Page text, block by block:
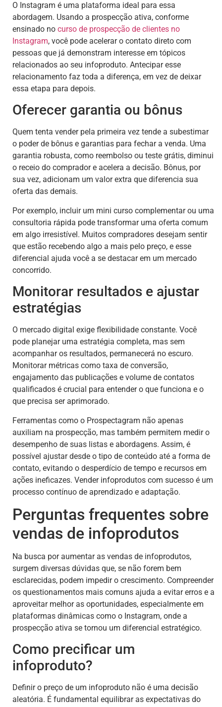
O Instagram é uma plataforma ideal para essa
abordagem. Usando a prospecção ativa, conforme
ensinado no curso de prospecção de clientes no
Instagram, você pode acelerar o contato direto com
pessoas que já demonstram interesse em tópicos
relacionados ao seu infoproduto. Antecipar esse
relacionamento faz toda a diferença, em vez de deixar
essa etapa para depois.
Oferecer garantia ou bônus
Quem tenta vender pela primeira vez tende a subestimar
o poder de bônus e garantias para fechar a venda. Uma
garantia robusta, como reembolso ou teste grátis, diminui
o receio do comprador e acelera a decisão. Bônus, por
sua vez, adicionam um valor extra que diferencia sua
oferta das demais.
Por exemplo, incluir um mini curso complementar ou uma
consultoria rápida pode transformar uma oferta comum
em algo irresistível. Muitos compradores desejam sentir
que estão recebendo algo a mais pelo preço, e esse
diferencial ajuda você a se destacar em um mercado
concorrido.
Monitorar resultados e ajustar
estratégias
O mercado digital exige flexibilidade constante. Você
pode planejar uma estratégia completa, mas sem
acompanhar os resultados, permanecerá no escuro.
Monitorar métricas como taxa de conversão,
engajamento das publicações e volume de contatos
qualificados é crucial para entender o que funciona e o
que precisa ser aprimorado.
Ferramentas como o Prospectagram não apenas
auxiliam na prospecção, mas também permitem medir o
desempenho de suas listas e abordagens. Assim, é
possível ajustar desde o tipo de conteúdo até a forma de
contato, evitando o desperdício de tempo e recursos em
ações ineficazes. Vender infoprodutos com sucesso é um
processo contínuo de aprendizado e adaptação.
Perguntas frequentes sobre
vendas de infoprodutos
Na busca por aumentar as vendas de infoprodutos,
surgem diversas dúvidas que, se não forem bem
esclarecidas, podem impedir o crescimento. Compreender
os questionamentos mais comuns ajuda a evitar erros e a
aproveitar melhor as oportunidades, especialmente em
plataformas dinâmicas como o Instagram, onde a
prospecção ativa se tornou um diferencial estratégico.
Como precificar um
infoproduto?
Definir o preço de um infoproduto não é uma decisão
aleatória. É fundamental equilibrar as expectativas do